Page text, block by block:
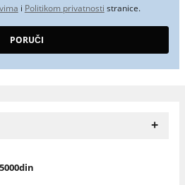
i Politikom privatnosti stranice.
+
5000din